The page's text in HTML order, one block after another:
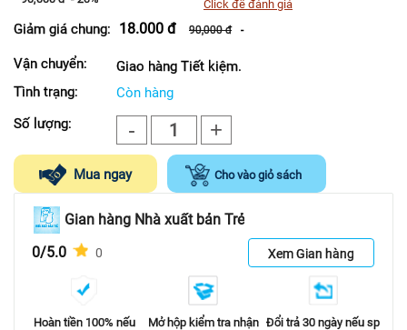
Click để đánh giá
Giảm giá chung: 18.000 đ 90,000 đ -
Vận chuyển:
Giao hàng Tiết kiệm.
Tình trạng:
Còn hàng
Số lượng:
- 1 +
Mua ngay Cho vào giỏ sách
Gian hàng Nhà xuất bản Trẻ
0/5.0
0 Xem Gian hàng
Hoàn tiền 100% nếu
Mở hộp kiểm tra nhận Đổi trả 30 ngày nếu sp